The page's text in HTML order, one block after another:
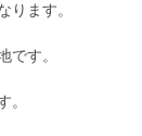
ります。
です。
。